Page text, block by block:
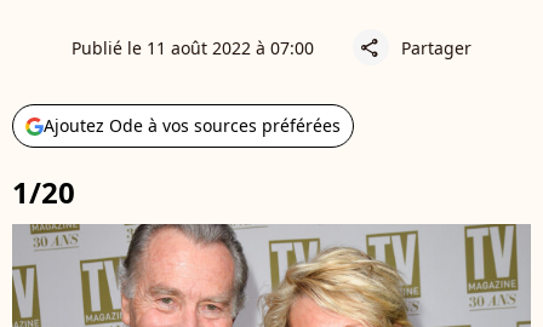
Publié le 11 août 2022 à 07:00 share Partager
Ajoutez Ode à vos sources préférées
1/20